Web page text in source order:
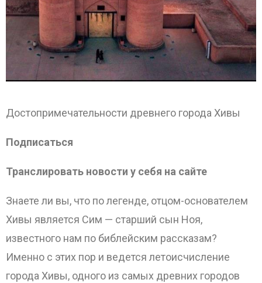
Достопримечательности древнего города Хивы
Подписаться
Транслировать новости у себя на сайте
Знаете ли вы, что по легенде, отцом-основателем
Хивы является Сим — старший сын Ноя,
известного нам по библейским рассказам?
Именно с этих пор и ведется летоисчисление
города Хивы, одного из самых древних городов